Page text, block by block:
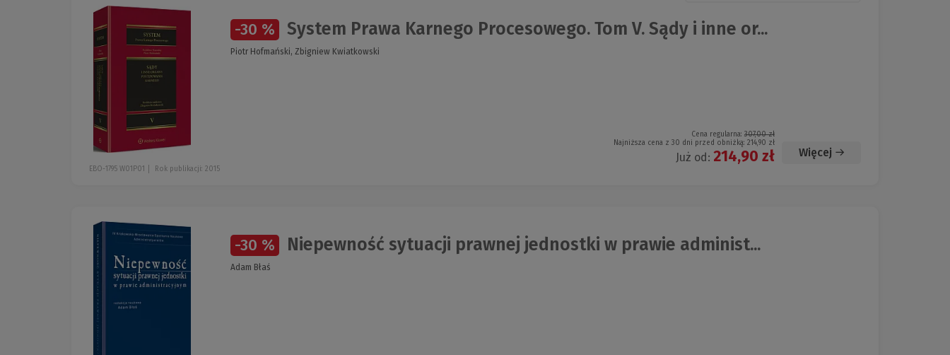
-30 % System Prawa Karnego Procesowego. Tom V. Sądy i inne or...
Piotr Hofmański, Zbigniew Kwiatkowski
Cena regularna: 307,00 zł
Najniższa cena z 30 dni przed obniżką: 214,90 zł
Już od: 214,90 zł Więcej
EBO-1795 W01P01 Rok publikacji: 2015
-30 % Niepewność sytuacji prawnej jednostki w prawie administ...
Adam Błaś